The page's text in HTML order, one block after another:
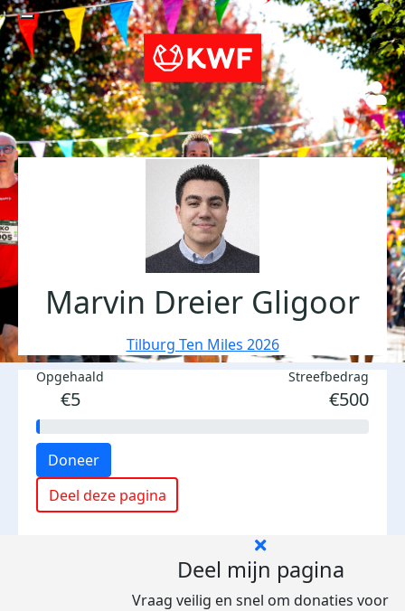
Marvin Dreier Gligoor
Tilburg Ten Miles 2026
Opgehaald
€5
Streefbedrag
€500
Doneer
Deel deze pagina
Deel mijn pagina
Vraag veilig en snel om donaties voor